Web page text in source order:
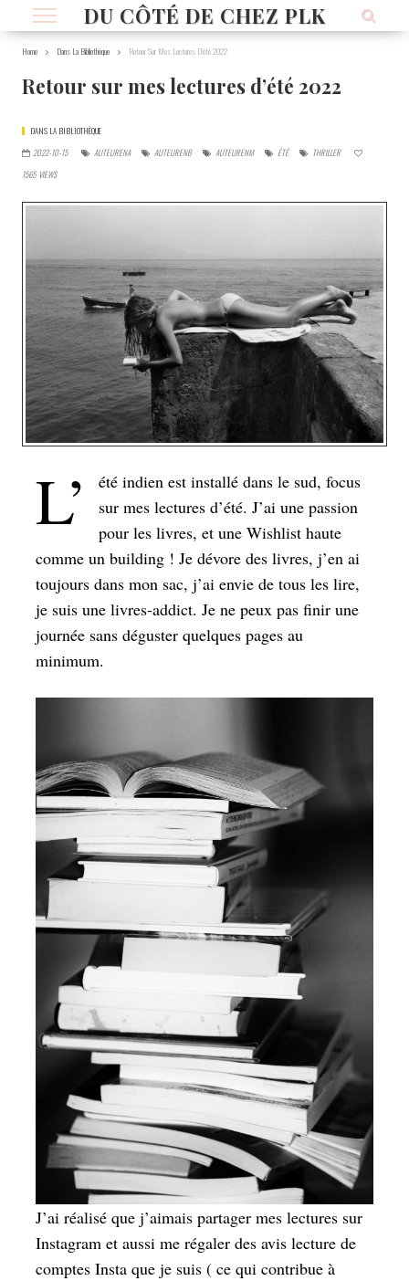
DU CÔTÉ DE CHEZ PLK
Home Dans La Bibliothèque Retour Sur Mes Lectures D’été 2022
Retour sur mes lectures d’été 2022
DANS LA BIBLIOTHÈQUE
2022-10-15
AUTEURENA AUTEURENB AUTEURENM ÉTÉ
THRILLER
1565 VIEWS
L’
été indien est installé dans le sud, focus
sur mes lectures d’été. J’ai une passion
pour les livres, et une Wishlist haute
comme un building ! Je dévore des livres, j’en ai
toujours dans mon sac, j’ai envie de tous les lire,
je suis une livres-addict. Je ne peux pas finir une
journée sans déguster quelques pages au
minimum.
J’ai réalisé que j’aimais partager mes lectures sur
Instagram et aussi me régaler des avis lecture de
comptes Insta que je suis ( ce qui contribue à